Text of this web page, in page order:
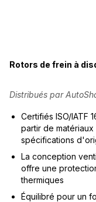
Rotors de frein à
Distribués par
Certifiés ISO/IATF
partir de
spécifications
La conception
offre une
thermiques
Équilibré pour un